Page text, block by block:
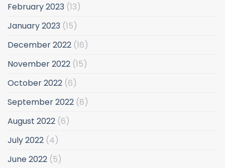
February 2023 (13)
January 2023 (15)
December 2022 (16)
November 2022 (15)
October 2022 (6)
September 2022 (8)
August 2022 (6)
July 2022 (4)
June 2022 (5)